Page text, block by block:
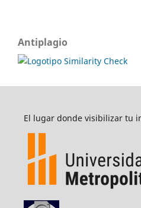
Antiplagio
El lugar donde visibilizar tu